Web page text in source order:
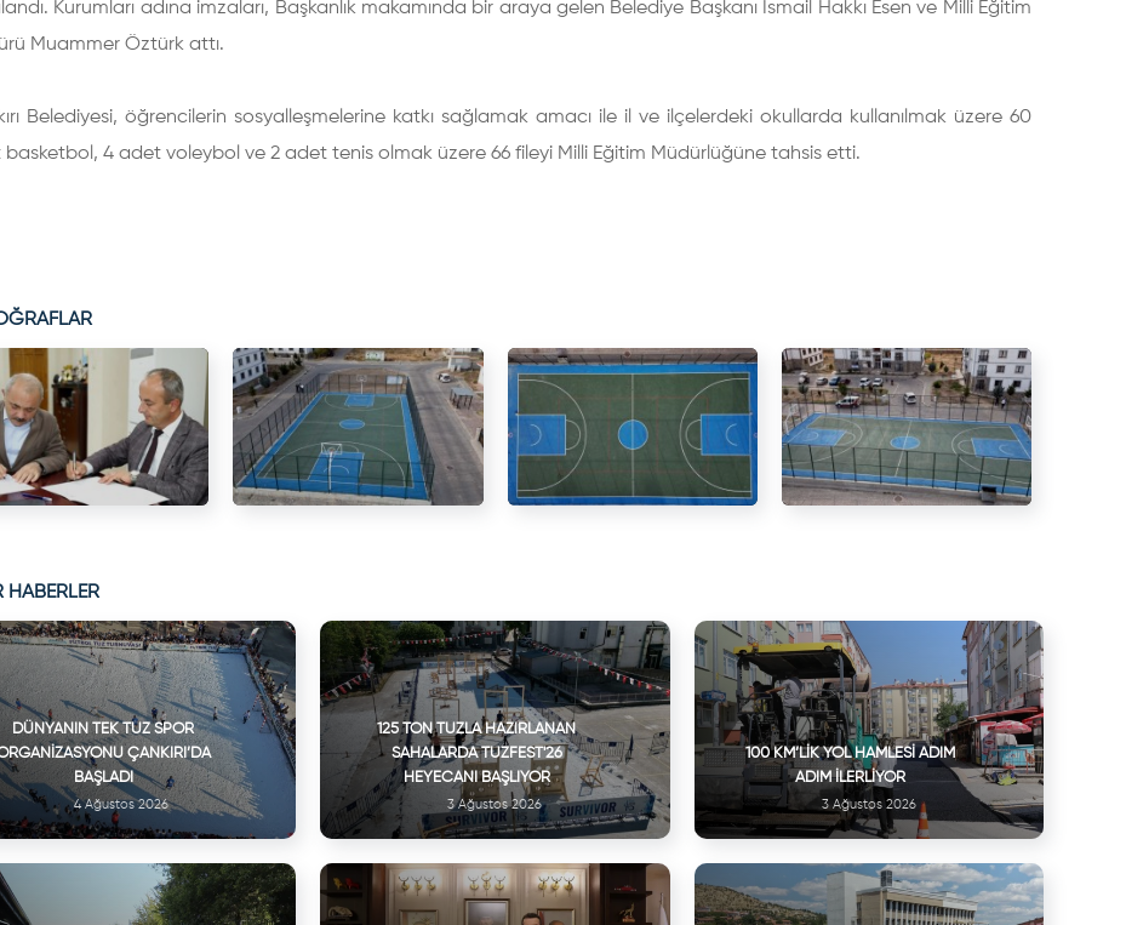
Kurumları adına imzaları, Başkanlık makamında bir araya gelen Belediye Başkanı İsmail Hakkı Esen ve Milli Eğitim
Muammer Öztürk attı.
Belediyesi, öğrencilerin sosyalleşmelerine katkı sağlamak amacı ile il ve ilçelerdeki okullarda kullanılmak üzere 60
4 adet voleybol ve 2 adet tenis olmak üzere 66 fileyi Milli Eğitim Müdürlüğüne tahsis etti.
HABERLER
DÜNYANIN TEK TUZ SPOR
ÇANKIRI’DA
BAŞLADI
4 Ağustos 2026
125 TON TUZLA HAZIRLANAN
SAHALARDA TUZFEST'26
HEYECANI BAŞLIYOR
3 Ağustos 2026
100 KM’LIK YOL HAMLESI ADIM
ADIM İLERLIYOR
3 Ağustos 2026